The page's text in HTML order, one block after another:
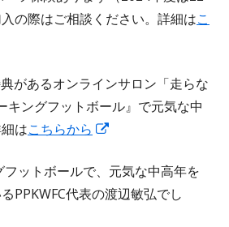
す
ウ
ド
ウ
で
き
ま
の際はご相談ください。詳細はこ
があるオンラインサロン「走らな
キングフットボール』で元気な中
はこちらから
い
ウ
ットボールで、元気な中高年を
PPKWFC代表の渡辺敏弘でし